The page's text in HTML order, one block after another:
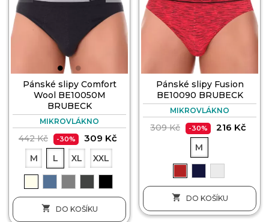
Pánské slipy Comfort
Wool BE10050M
BRUBECK
MIKROVLÁKNO
442 Kč -30% 309 Kč
M L XL XXL
 DO KOŠÍKU
Pánské slipy Fusion
BE10090 BRUBECK
MIKROVLÁKNO
309 Kč -30% 216 Kč
M
 DO KOŠÍKU